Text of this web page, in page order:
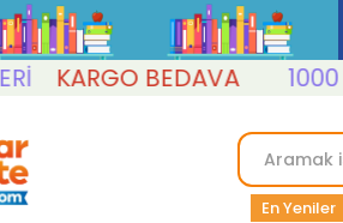
KARGO BEDAVA 1000 TL
En Yeniler